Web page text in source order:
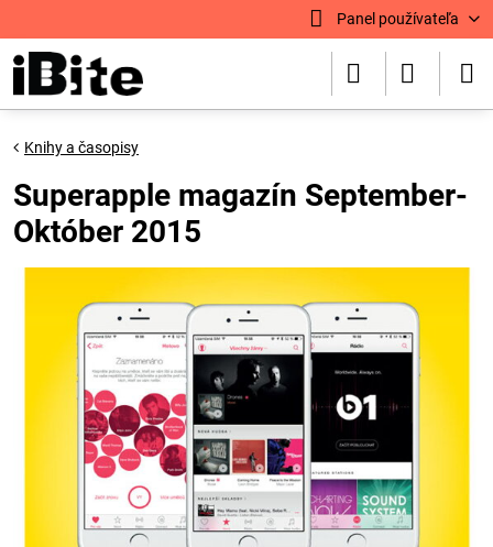
Panel používateľa
Knihy a časopisy
Superapple magazín September-
Október 2015